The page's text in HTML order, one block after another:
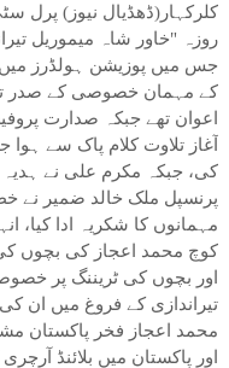
روزہ "خاور شاہ میموریل
جس میں پوزیشن ہولڈرز میں
کے مہمان خصوصی کے صدر
اعوان تھے جبکہ صدارت
آغاز تلاوت کلام پاک سے
کی، جبکہ مکرم علی نے
پرنسپل ملک خالد ضمیر نے
مہمانوں کا شکریہ ادا کیا،
کوچ محمد اعجاز کی بچوں
اور بچوں کی ٹریننگ پر
تیراندازی کے فروغ میں ان
محمد اعجاز فخر پاکستان
اور پاکستان میں بلائنڈ